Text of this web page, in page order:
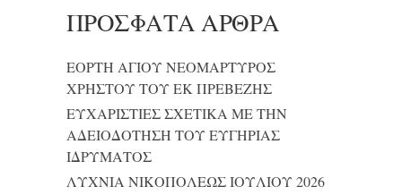
ΠΡΌΣΦΑΤΑ ΆΡΘΡΑ
ΕΟΡΤΗ ΑΓΙΟΥ ΝΕΟΜΑΡΤΥΡΟΣ
ΧΡΗΣΤΟΥ ΤΟΥ ΕΚ ΠΡΕΒΕΖΗΣ
ΕΥΧΑΡΙΣΤΙΕΣ ΣΧΕΤΙΚΑ ΜΕ ΤΗΝ
ΑΔΕΙΟΔΟΤΗΣΗ ΤΟΥ ΕΥΓΗΡΙΑΣ
ΙΔΡΥΜΑΤΟΣ
ΛΥΧΝΙΑ ΝΙΚΟΠΟΛΕΩΣ ΙΟΥΛΙΟΥ 2026